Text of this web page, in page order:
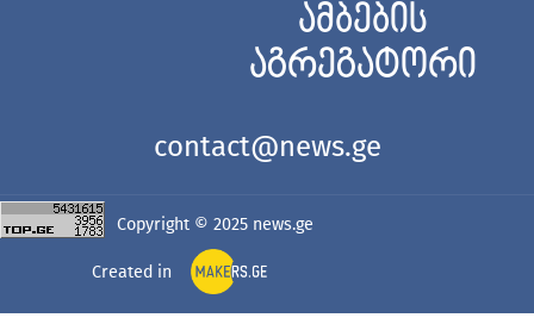
ამბების
აგრეგატორი
contact@news.ge
Copyright © 2025 news.ge
Created in